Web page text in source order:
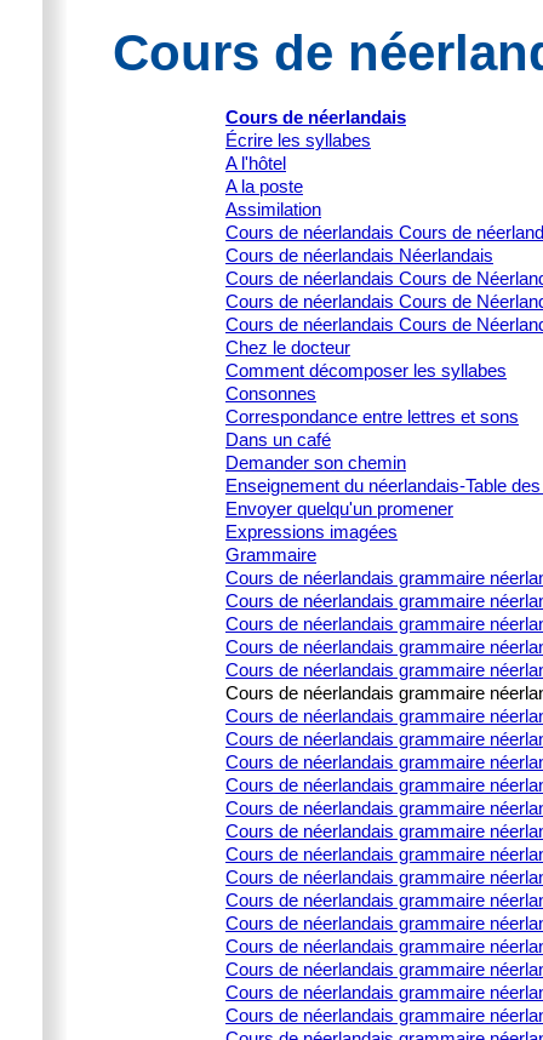
Cours de
Cours de néerlandais
Écrire les syllabes
A l'hôtel
A la poste
Assimilation
Cours de néerlandais Cours de
Cours de néerlandais Néerlandais
Cours de néerlandais Cours de
Cours de néerlandais Cours de
Cours de néerlandais Cours de
Chez le docteur
Comment décomposer les syllabes
Consonnes
Correspondance entre lettres et sons
Dans un café
Demander son chemin
Enseignement du néerlandais-Table
Envoyer quelqu'un promener
Expressions imagées
Grammaire
Cours de néerlandais grammaire
Cours de néerlandais grammaire
Cours de néerlandais grammaire
Cours de néerlandais grammaire
Cours de néerlandais grammaire
Cours de néerlandais grammaire
Cours de néerlandais grammaire
Cours de néerlandais grammaire
Cours de néerlandais grammaire
Cours de néerlandais grammaire
Cours de néerlandais grammaire
Cours de néerlandais grammaire
Cours de néerlandais grammaire
Cours de néerlandais grammaire
Cours de néerlandais grammaire
Cours de néerlandais grammaire
Cours de néerlandais grammaire
Cours de néerlandais grammaire
Cours de néerlandais grammaire
Cours de néerlandais grammaire